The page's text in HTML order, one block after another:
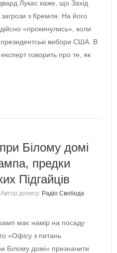
Лукас каже, що Захід
загрози з Кремля. На його
дійсно «прокинулись», коли
президентські вибори США. В
говорить про те, як
Білому домі
предки
Підгайців
Автор допису: Радіо Свобода
має намір на посаду
«Офісу з питань
Білому домі» призначити